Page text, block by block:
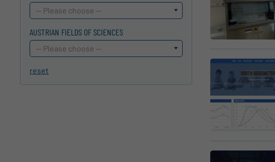
-- Please choose --
AUSTRIAN FIELDS OF SCIENCES
-- Please choose --
reset